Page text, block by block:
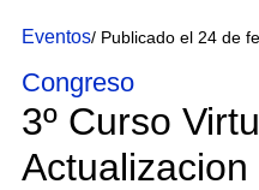
Eventos/ Publicado el 24 de
Congreso
3º Curso
Actualizacion